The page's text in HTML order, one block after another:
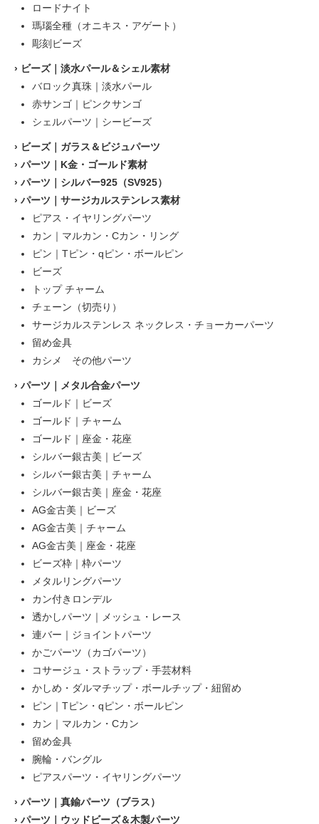
ロードナイト
瑪瑙全種（オニキス・アゲート）
彫刻ビーズ
› ビーズ｜淡水パール＆シェル素材
バロック真珠｜淡水パール
赤サンゴ｜ピンクサンゴ
シェルパーツ｜シービーズ
› ビーズ｜ガラス＆ビジュパーツ
› パーツ｜K金・ゴールド素材
› パーツ｜シルバー925（SV925）
› パーツ｜サージカルステンレス素材
ピアス・イヤリングパーツ
カン｜マルカン・Cカン・リング
ピン｜Tピン・qピン・ボールピン
ビーズ
トップ チャーム
チェーン（切売り）
サージカルステンレス ネックレス・チョーカーパーツ
留め金具
カシメ その他パーツ
› パーツ｜メタル合金パーツ
ゴールド｜ビーズ
ゴールド｜チャーム
ゴールド｜座金・花座
シルバー銀古美｜ビーズ
シルバー銀古美｜チャーム
シルバー銀古美｜座金・花座
AG金古美｜ビーズ
AG金古美｜チャーム
AG金古美｜座金・花座
ビーズ枠｜枠パーツ
メタルリングパーツ
カン付きロンデル
透かしパーツ｜メッシュ・レース
連バー｜ジョイントパーツ
かごパーツ（カゴパーツ）
コサージュ・ストラップ・手芸材料
かしめ・ダルマチップ・ボールチップ・紐留め
ピン｜Tピン・qピン・ボールピン
カン｜マルカン・Cカン
留め金具
腕輪・バングル
ピアスパーツ・イヤリングパーツ
› パーツ｜真鍮パーツ（ブラス）
› パーツ｜ウッドビーズ＆木製パーツ